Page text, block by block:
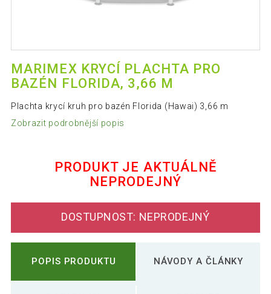
MARIMEX KRYCÍ PLACHTA PRO
BAZÉN FLORIDA, 3,66 M
Plachta krycí kruh pro bazén Florida (Hawai) 3,66 m
Zobrazit podrobnější popis
PRODUKT JE AKTUÁLNĚ
NEPRODEJNÝ
DOSTUPNOST: NEPRODEJNÝ
POPIS PRODUKTU NÁVODY A ČLÁNKY